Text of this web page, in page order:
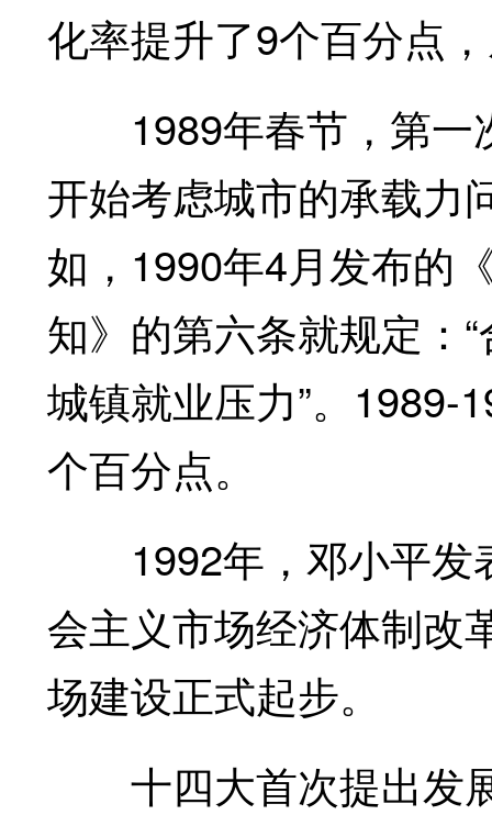
化率提升了9个百分点
1989年春节，第一
开始考虑城市的承载力
如，1990年4月发布的
知》的第六条就规定：
城镇就业压力”。1989-
个百分点。
1992年，邓小平发
会主义市场经济体制改
场建设正式起步。
十四大首次提出发